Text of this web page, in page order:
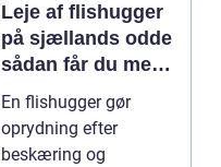
Leje af flishugger
på sjællands odde
sådan får du mest
ud af arbejdet
En flishugger gør
oprydning efter
beskæring og